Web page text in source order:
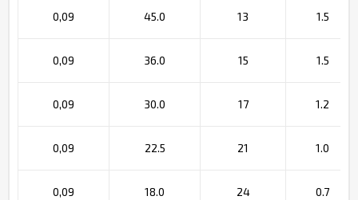
0,09 45.0 13 1.5
0,09 36.0 15 1.5
0,09 30.0 17 1.2
0,09 22.5 21 1.0
0,09 18.0 24 0.7